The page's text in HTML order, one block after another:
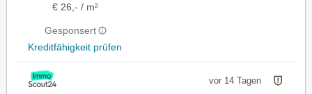
€ 26,- / m²
Gesponsert
Kreditfähigkeit prüfen
vor 14 Tagen